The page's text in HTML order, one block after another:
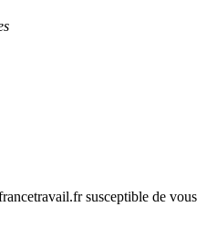
susceptible de vous